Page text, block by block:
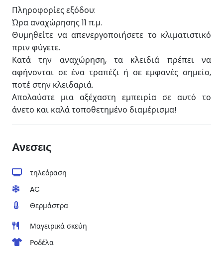
Πληροφορίες εξόδου:
Ώρα αναχώρησης 11 π.μ.
Θυμηθείτε να απενεργοποιήσετε το κλιματιστικό
πριν φύγετε.
Κατά την αναχώρηση, τα κλειδιά πρέπει να
αφήνονται σε ένα τραπέζι ή σε εμφανές σημείο,
ποτέ στην κλειδαριά.
Απολαύστε μια αξέχαστη εμπειρία σε αυτό το
άνετο και καλά τοποθετημένο διαμέρισμα!
Ανεσεις
τηλεόραση
AC
Θερμάστρα
Μαγειρικά σκεύη
Ροδέλα